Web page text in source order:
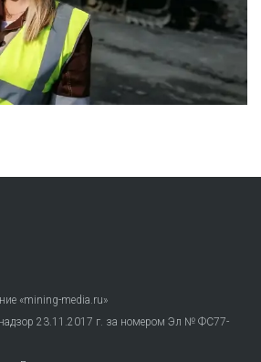
«mining-media.ru»
23.11.2017 г. за номером Эл № ФС77-